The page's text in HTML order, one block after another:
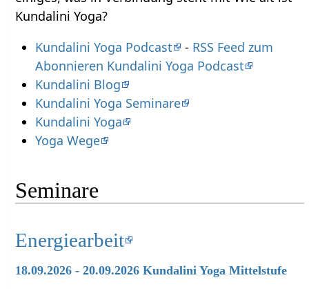
Kundalini Yoga?
Kundalini Yoga Podcast
- RSS Feed zum
Abonnieren Kundalini Yoga Podcast
Kundalini Blog
Kundalini Yoga Seminare
Kundalini Yoga
Yoga Wege
Seminare
Energiearbeit
18.09.2026 - 20.09.2026 Kundalini Yoga Mittelstufe